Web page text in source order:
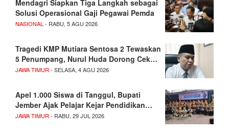
Mendagri Siapkan Tiga Langkah sebagai
Solusi Operasional Gaji Pegawai Pemda
NASIONAL - RABU, 5 AGU 2026
Tragedi KMP Mutiara Sentosa 2 Tewaskan
5 Penumpang, Nurul Huda Dorong Cek…
JAWA TIMUR - SELASA, 4 AGU 2026
Apel 1.000 Siswa di Tanggul, Bupati
Jember Ajak Pelajar Kejar Pendidikan…
JAWA TIMUR - RABU, 29 JUL 2026